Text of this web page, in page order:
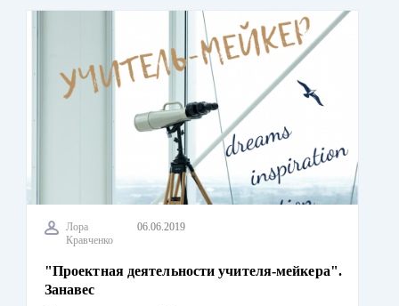
Лора
Кравченко
06.06.2019
"Проектная деятельности учителя-мейкера".
Занавес